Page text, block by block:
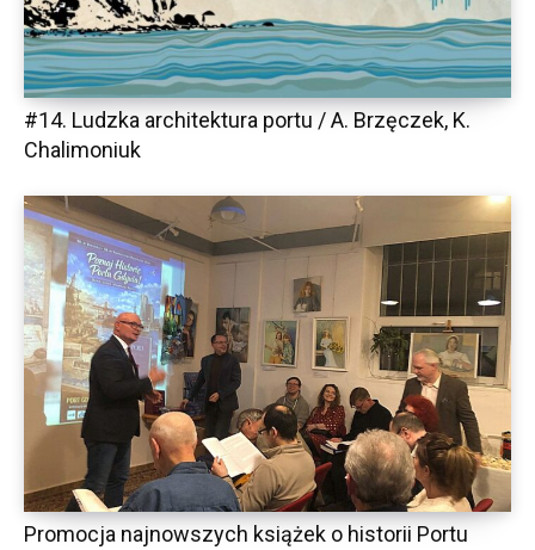
#14. Ludzka architektura portu / A. Brzęczek, K.
Chalimoniuk
Promocja najnowszych książek o historii Portu